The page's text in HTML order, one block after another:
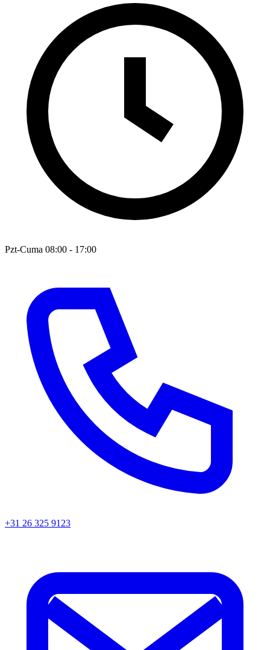
Pzt-Cuma 08:00 - 17:00
+31 26 325 9123